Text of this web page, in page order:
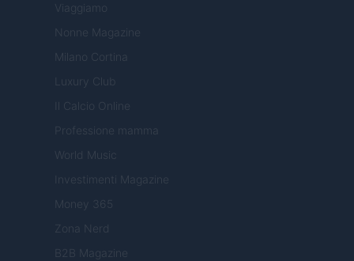
Viaggiamo
Nonne Magazine
Milano Cortina
Luxury Club
Il Calcio Online
Professione mamma
World Music
Investimenti Magazine
Money 365
Zona Nerd
B2B Magazine